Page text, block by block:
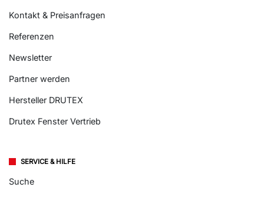
Kontakt & Preisanfragen
Referenzen
Newsletter
Partner werden
Hersteller DRUTEX
Drutex Fenster Vertrieb
SERVICE & HILFE
Suche